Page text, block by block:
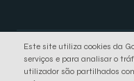
© 2026 Electrão. All rights
Este site utiliza cookies da
serviços e para analisar o
utilizador são partilhados